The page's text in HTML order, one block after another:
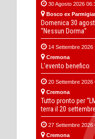
30 Agosto 2026
Bosco ex
Domenica 30
“Nessun Dorma”
14 Settembre
Cremona
L'evento benefico
20 Settembre 2026
Cremona
Tutto pronto per
terra il 20
27 Settembre 2026
Cremona